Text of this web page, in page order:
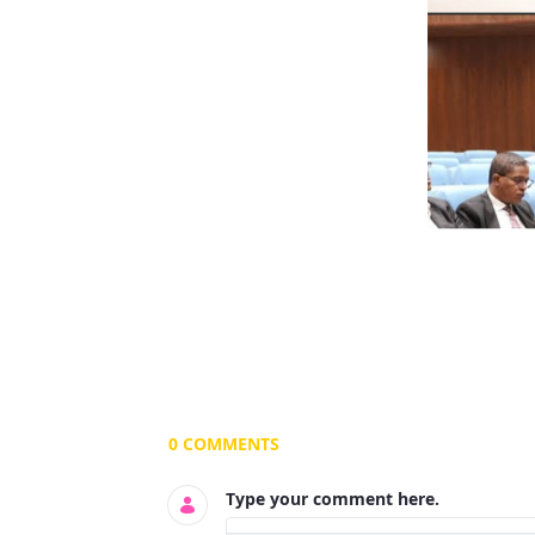
Documents and Media
0 COMMENTS
Type your comment here.